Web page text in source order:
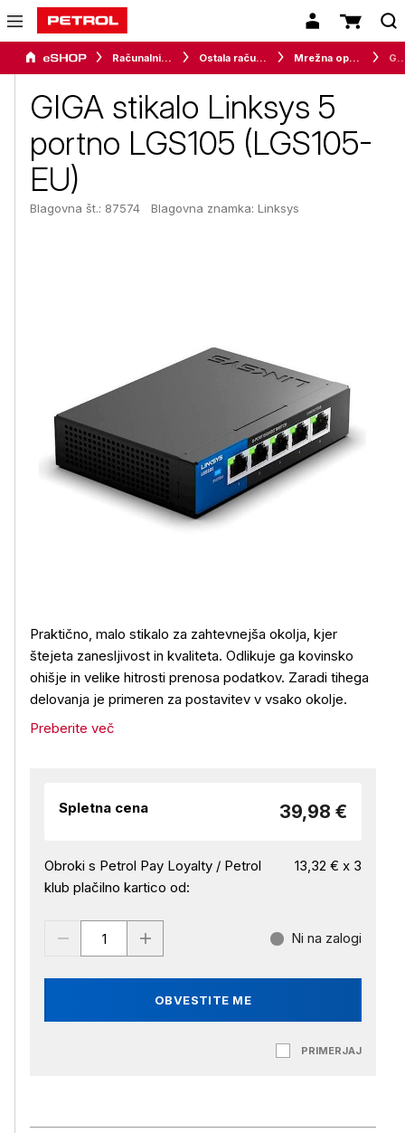
Računalništvo Ostala računalniška oprema Mrežna oprema
GIGA stikalo Linksys 5
portno LGS105 (LGS105-
EU)
Blagovna št.: 87574 Blagovna znamka: Linksys
Praktično, malo stikalo za zahtevnejša okolja, kjer
štejeta zanesljivost in kvaliteta. Odlikuje ga kovinsko
ohišje in velike hitrosti prenosa podatkov. Zaradi tihega
delovanja je primeren za postavitev v vsako okolje.
Preberite več
Spletna cena 39,98 €
Obroki s Petrol Pay Loyalty / Petrol
klub plačilno kartico od:
13,32 € x 3
OBVESTITE ME
Ni na zalogi
PRIMERJAJ